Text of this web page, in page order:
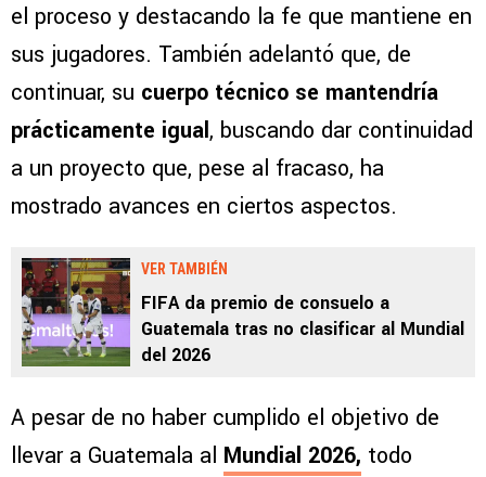
el proceso y destacando la fe que mantiene en
sus jugadores. También adelantó que, de
continuar, su cuerpo técnico se mantendría
prácticamente igual, buscando dar continuidad
a un proyecto que, pese al fracaso, ha
mostrado avances en ciertos aspectos.
VER TAMBIÉN
FIFA da premio de consuelo a
Guatemala tras no clasificar al Mundial
del 2026
A pesar de no haber cumplido el objetivo de
llevar a Guatemala al Mundial 2026, todo